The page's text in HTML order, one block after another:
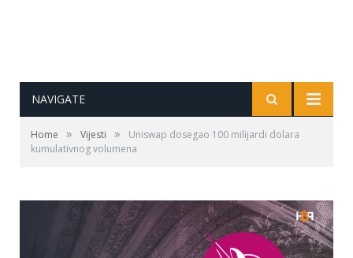
NAVIGATE
Home » Vijesti »
Uniswap dosegao 100 milijardi dolara
kumulativnog volumena